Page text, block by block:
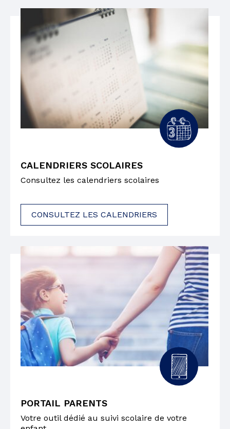
CALENDRIERS SCOLAIRES
Consultez les calendriers scolaires
CONSULTEZ LES CALENDRIERS
PORTAIL PARENTS
Votre outil dédié au suivi scolaire de votre